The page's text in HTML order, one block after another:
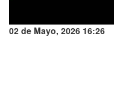
02 de Mayo, 2026 16:26